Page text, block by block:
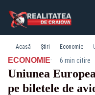
Acasă Știri Economie
ECONOMIE· 6 min citire
Uniunea
pe biletele de